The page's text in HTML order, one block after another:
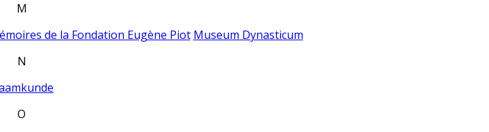
M
de la Fondation Eugène Piot Museum Dynasticum
N
O